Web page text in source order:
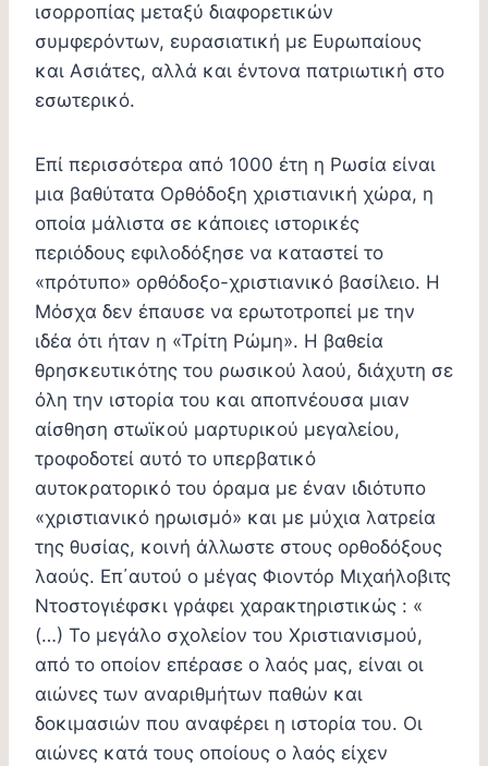
ισορροπίας μεταξύ διαφορετικών
συμφερόντων, ευρασιατική με Ευρωπαίους
και Ασιάτες, αλλά και έντονα πατριωτική στο
εσωτερικό.
Επί περισσότερα από 1000 έτη η Ρωσία είναι
μια βαθύτατα Ορθόδοξη χριστιανική χώρα, η
οποία μάλιστα σε κάποιες ιστορικές
περιόδους εφιλοδόξησε να καταστεί το
«πρότυπο» ορθόδοξο-χριστιανικό βασίλειο. Η
Μόσχα δεν έπαυσε να ερωτοτροπεί με την
ιδέα ότι ήταν η «Τρίτη Ρώμη». Η βαθεία
θρησκευτικότης του ρωσικού λαού, διάχυτη σε
όλη την ιστορία του και αποπνέουσα μιαν
αίσθηση στωϊκού μαρτυρικού μεγαλείου,
τροφοδοτεί αυτό το υπερβατικό
αυτοκρατορικό του όραμα με έναν ιδιότυπο
«χριστιανικό ηρωισμό» και με μύχια λατρεία
της θυσίας, κοινή άλλωστε στους ορθοδόξους
λαούς. Επ΄αυτού ο μέγας Φιοντόρ Μιχαήλοβιτς
Ντοστογιέφσκι γράφει χαρακτηριστικώς : «
(…) Το μεγάλο σχολείον του Χριστιανισμού,
από το οποίον επέρασε ο λαός μας, είναι οι
αιώνες των αναριθμήτων παθών και
δοκιμασιών που αναφέρει η ιστορία του. Οι
αιώνες κατά τους οποίους ο λαός είχεν